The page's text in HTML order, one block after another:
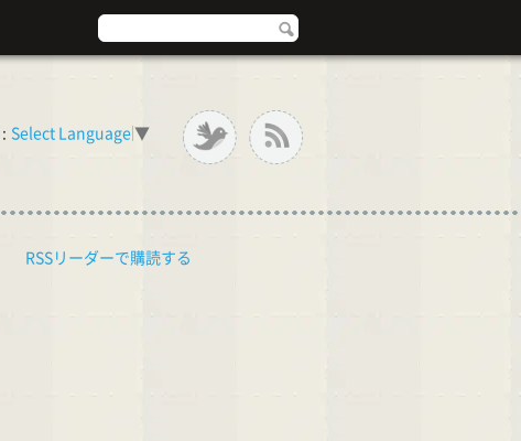
: Select Language ▼
RSSリーダーで購読する